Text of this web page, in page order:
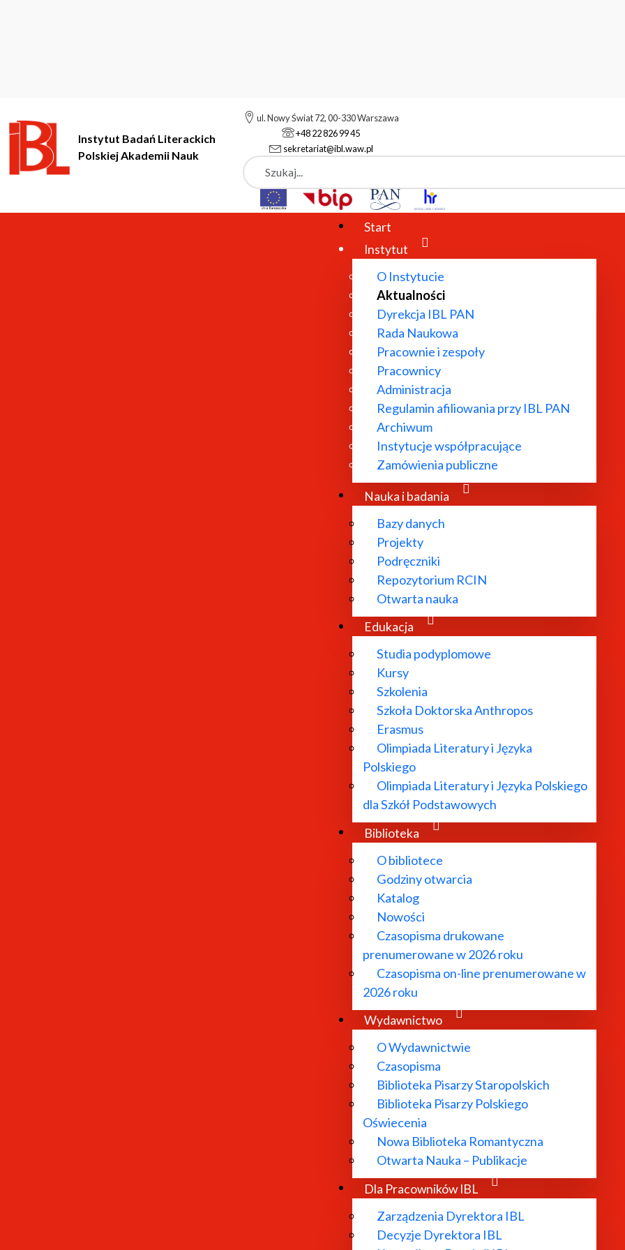
Instytut Badań Literackich
Polskiej Akademii Nauk
ul. Nowy Świat 72, 00-330 Warszawa
+48 22 826 99 45
sekretariat@ibl.waw.pl
Szukaj
Start
Instytut
O Instytucie
Aktualności
Dyrekcja IBL PAN
Rada Naukowa
Pracownie i zespoły
Pracownicy
Administracja
Regulamin afiliowania przy IBL PAN
Archiwum
Instytucje współpracujące
Zamówienia publiczne
Nauka i badania
Bazy danych
Projekty
Podręczniki
Repozytorium RCIN
Otwarta nauka
Edukacja
Studia podyplomowe
Kursy
Szkolenia
Szkoła Doktorska Anthropos
Erasmus
Olimpiada Literatury i Języka
Polskiego
Olimpiada Literatury i Języka Polskiego
dla Szkół Podstawowych
Biblioteka
O bibliotece
Godziny otwarcia
Katalog
Nowości
Czasopisma drukowane
prenumerowane w 2026 roku
Czasopisma on-line prenumerowane w
2026 roku
Wydawnictwo
O Wydawnictwie
Czasopisma
Biblioteka Pisarzy Staropolskich
Biblioteka Pisarzy Polskiego
Oświecenia
Nowa Biblioteka Romantyczna
Otwarta Nauka – Publikacje
Dla Pracowników IBL
Zarządzenia Dyrektora IBL
Decyzje Dyrektora IBL
Instytut Badań Literackich Polskiej Akademii Nauk Instytut
Otwarty panel dyskusyjny "Użyteczność i ciągłość miasta z perspektywy człowieka" w ramach cyklu "Humanistyka architektoniczna"
OTWARTY PANEL DYSKUSYJNY "UŻYTECZNOŚĆ I CIĄGŁOŚĆ MIASTA Z
CYKLU "HUMANISTYKA ARCHITEKTONICZNA"
Pracownia Antropologii Współczesności IBL PAN zaprasza na pierwszą otwartą dyskusję panelową
, organizowaną przez Instytut Badań Literackich PAN we współpracy z
, Sala Lustrzana w Pałacu Staszica, ul. Nowy Śwait 72, Warszawa, transmisja online:
W ramach pierwszego z cyklu sześciu spotkań zapraszamy na dyskusję pod hasłem
, IBL PAN (kierownik projektu)
Humanistyka Architektoniczna została zdefiniowana przez autorów projektu jako inicjatywa edukacyjno-
dzisiejszej humanistyki, obszaru nauk technicznych jak i działań społecznych, stojących wobec wyzwań
humanisties funkcjonuje w zagranicznym obiegu naukowym, zyskując rangę subdyscypliny badawczej. Podobnie
architektonicznej opiera się na badaniach z zakresu historii, analiz kulturowych i innych, przynależnych do
W ramach cyklu otwartych paneli dyskusyjnych „Humanistyka architektoniczna” przedstawiciele różnych
której żyjemy – zarówno w jej fizycznym, jak i kulturowym wymiarze.